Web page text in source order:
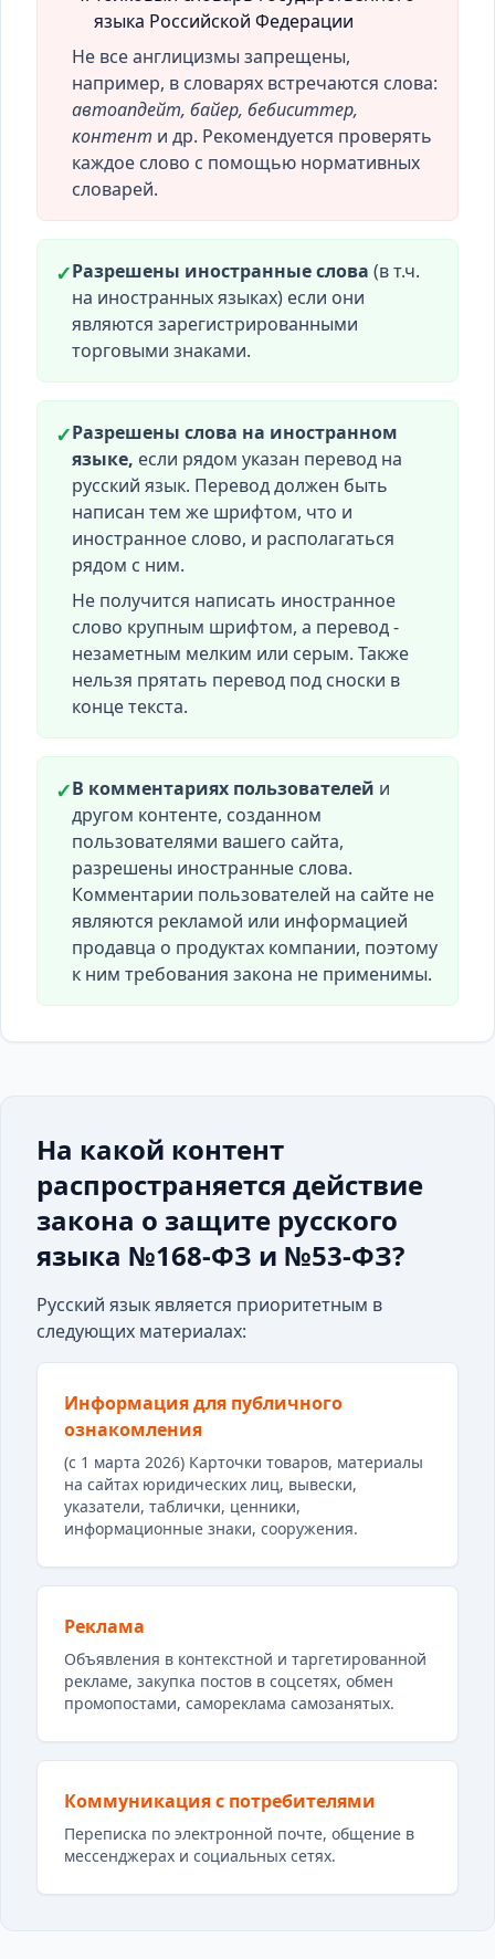
языка Российской Федерации
Не все англицизмы запрещены,
например, в словарях встречаются слова:
автоапдейт, байер, бебиситтер,
контент и др. Рекомендуется проверять
каждое слово с помощью нормативных
словарей.
✓Разрешены иностранные слова (в т.ч.
на иностранных языках) если они
являются зарегистрированными
торговыми знаками.
✓Разрешены слова на иностранном
языке, если рядом указан перевод на
русский язык. Перевод должен быть
написан тем же шрифтом, что и
иностранное слово, и располагаться
рядом с ним.
Не получится написать иностранное
слово крупным шрифтом, а перевод -
незаметным мелким или серым. Также
нельзя прятать перевод под сноски в
конце текста.
✓В комментариях пользователей и
другом контенте, созданном
пользователями вашего сайта,
разрешены иностранные слова.
Комментарии пользователей на сайте не
являются рекламой или информацией
продавца о продуктах компании, поэтому
к ним требования закона не применимы.
На какой контент
распространяется действие
закона о защите русского
языка №168-ФЗ и №53-ФЗ?
Русский язык является приоритетным в
следующих материалах:
Информация для публичного
ознакомления
(с 1 марта 2026) Карточки товаров, материалы
на сайтах юридических лиц, вывески,
указатели, таблички, ценники,
информационные знаки, сооружения.
Реклама
Объявления в контекстной и таргетированной
рекламе, закупка постов в соцсетях, обмен
промопостами, самореклама самозанятых.
Коммуникация с потребителями
Переписка по электронной почте, общение в
мессенджерах и социальных сетях.